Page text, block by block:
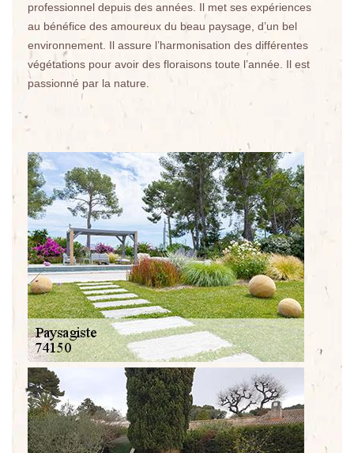
professionnel depuis des années. Il met ses expériences
au bénéfice des amoureux du beau paysage, d’un bel
environnement. Il assure l’harmonisation des différentes
végétations pour avoir des floraisons toute l’année. Il est
passionné par la nature.